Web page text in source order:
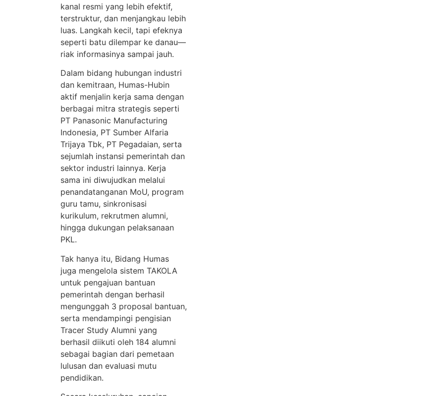
kanal resmi yang lebih efektif,
terstruktur, dan menjangkau lebih
luas. Langkah kecil, tapi efeknya
seperti batu dilempar ke danau—
riak informasinya sampai jauh.
Dalam bidang hubungan industri
dan kemitraan, Humas-Hubin
aktif menjalin kerja sama dengan
berbagai mitra strategis seperti
PT Panasonic Manufacturing
Indonesia, PT Sumber Alfaria
Trijaya Tbk, PT Pegadaian, serta
sejumlah instansi pemerintah dan
sektor industri lainnya. Kerja
sama ini diwujudkan melalui
penandatanganan MoU, program
guru tamu, sinkronisasi
kurikulum, rekrutmen alumni,
hingga dukungan pelaksanaan
PKL.
Tak hanya itu, Bidang Humas
juga mengelola sistem TAKOLA
untuk pengajuan bantuan
pemerintah dengan berhasil
mengunggah 3 proposal bantuan,
serta mendampingi pengisian
Tracer Study Alumni yang
berhasil diikuti oleh 184 alumni
sebagai bagian dari pemetaan
lulusan dan evaluasi mutu
pendidikan.